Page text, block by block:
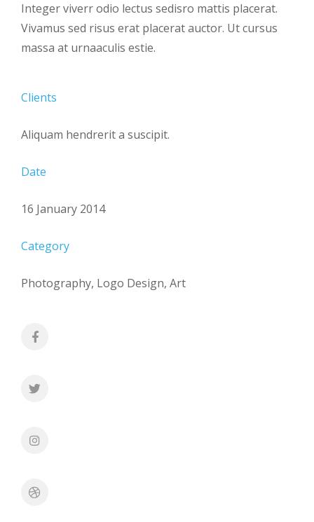
Integer viverr odio lectus sedisro mattis placerat.
Vivamus sed risus erat placerat auctor. Ut cursus
massa at urnaaculis estie.
Clients
Aliquam hendrerit a suscipit.
Date
16 January 2014
Category
Photography, Logo Design, Art